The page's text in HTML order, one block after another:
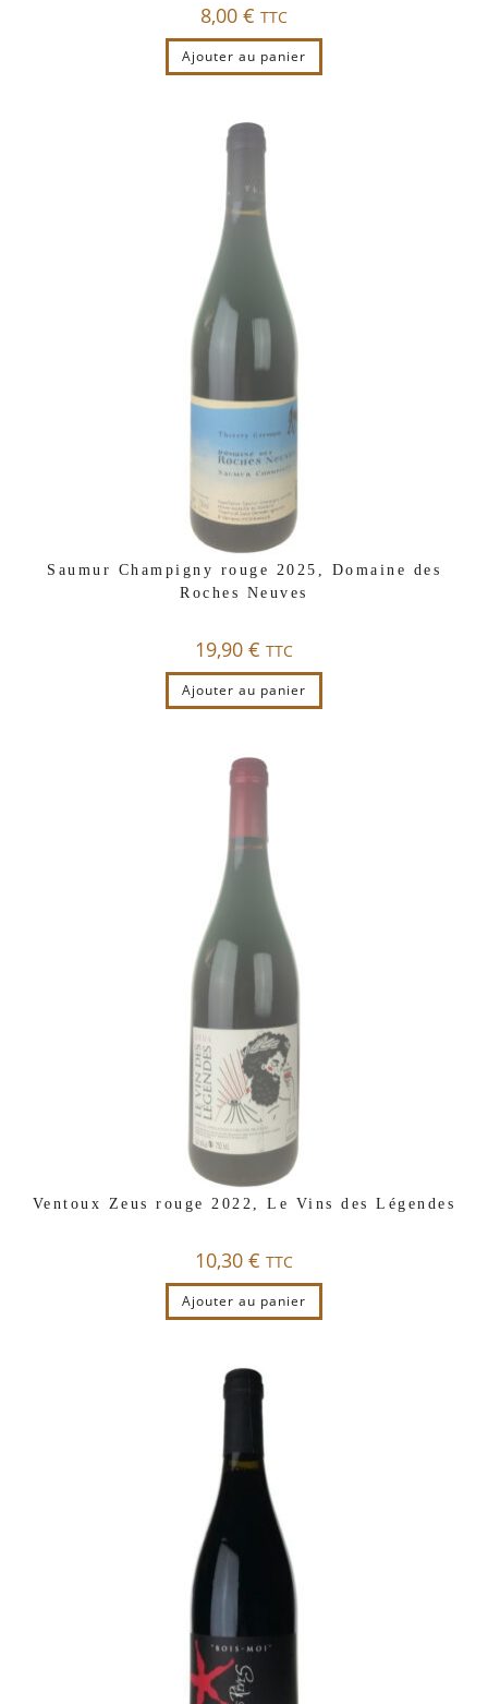
8,00 € TTC
Ajouter au panier
Saumur Champigny rouge 2025, Domaine des
Roches Neuves
19,90 € TTC
Ajouter au panier
Ventoux Zeus rouge 2022, Le Vins des Légendes
10,30 € TTC
Ajouter au panier